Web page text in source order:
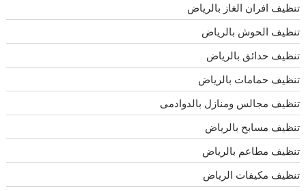
تنظيف افران الغاز بالرياض
تنظيف الحوش بالرياض
تنظيف حدائق بالرياض
تنظيف حمامات بالرياض
تنظيف مجالس ومنازل بالدوادمى
تنظيف مسابح بالرياض
تنظيف مطاعم بالرياض
تنظيف مكيفات الرياض